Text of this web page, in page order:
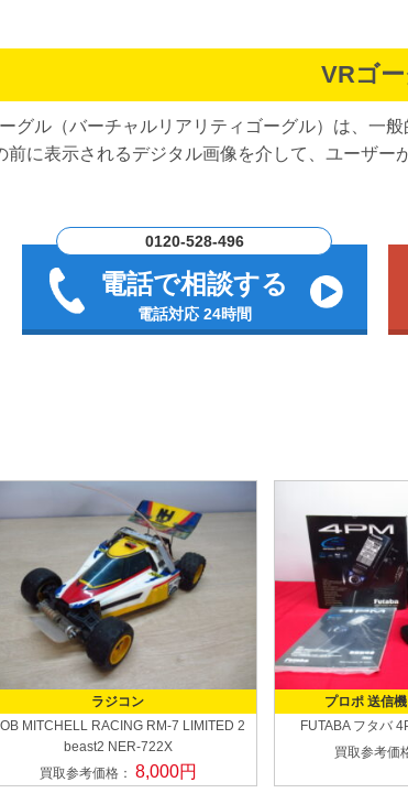
VRゴ
グル（バーチャルリアリティゴーグル）は、一
前に表示されるデジタル画像を介して、ユーザー
0120-528-496
電話で相談する
電話対応 24時間
ラジコン
MITCHELL RACING RM-7 LIMITED 2
beast2 NER-722X
買取参考価格： 8,000円
プロポ 送信
FUTABA フタバ
買取参考価